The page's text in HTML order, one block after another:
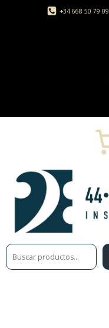
+34 668 50 79 09